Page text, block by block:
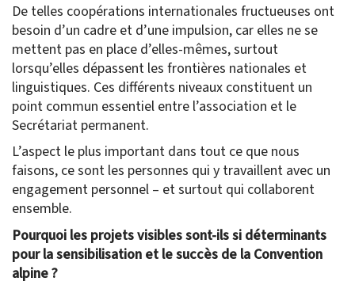
De telles coopérations internationales fructueuses ont
besoin d’un cadre et d’une impulsion, car elles ne se
mettent pas en place d’elles-mêmes, surtout
lorsqu’elles dépassent les frontières nationales et
linguistiques. Ces différents niveaux constituent un
point commun essentiel entre l’association et le
Secrétariat permanent.
L’aspect le plus important dans tout ce que nous
faisons, ce sont les personnes qui y travaillent avec un
engagement personnel – et surtout qui collaborent
ensemble.
Pourquoi les projets visibles sont-ils si déterminants
pour la sensibilisation et le succès de la Convention
alpine ?